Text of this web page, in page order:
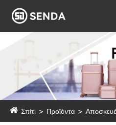
Σπίτι Προϊόντα